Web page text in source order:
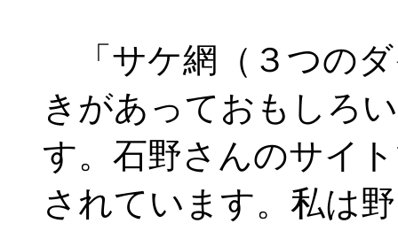
「サケ網（３つの
きがあっておもしろ
す。石野さんのサイ
されています。私は